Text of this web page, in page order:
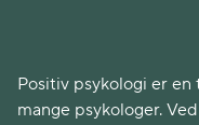
Positiv psykologi er
mange psykologer.